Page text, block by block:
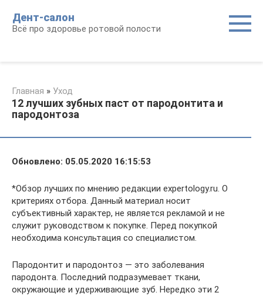
контенту
Дент-салон
Всё про здоровье ротовой полости
Главная » Уход
12 лучших зубных паст от пародонтита и
пародонтоза
Обновлено: 05.05.2020 16:15:53
*Обзор лучших по мнению редакции expertology.ru. О
критериях отбора. Данный материал носит
субъективный характер, не является рекламой и не
служит руководством к покупке. Перед покупкой
необходима консультация со специалистом.
Пародонтит и пародонтоз — это заболевания
пародонта. Последний подразумевает ткани,
окружающие и удерживающие зуб. Нередко эти 2